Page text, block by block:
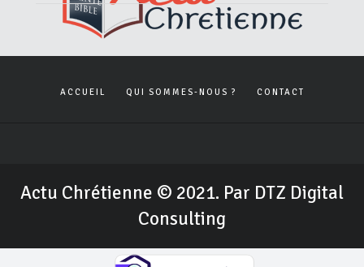
ACCUEIL QUI SOMMES-NOUS ? CONTACT
Actu Chrétienne © 2021. Par DTZ Digital
Consulting